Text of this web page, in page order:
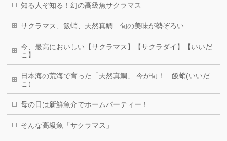
知る人ぞ知る！幻の高級魚サクラマス
サクラマス、飯蛸、天然真鯛…旬の美味が勢ぞろい
今、最高においしい【サクラマス】【サクラダイ】【いいだ
こ】
日本海の荒海で育った「天然真鯛」 今が旬！ 飯蛸(いいだ
こ）
母の日は新鮮魚介でホームパーティー！
そんな高級魚「サクラマス」